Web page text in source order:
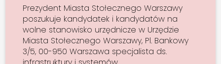
Prezydent Miasta Stołecznego Warszawy
poszukuje kandydatek i kandydatów na
wolne stanowisko urzędnicze w Urzędzie
Miasta Stołecznego Warszawy, Pl. Bankowy
3/5, 00-950 Warszawa specjalista ds.